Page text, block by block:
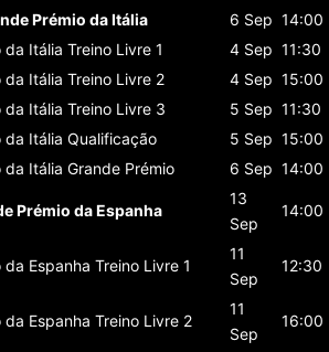
Prémio da Itália 6 Sep 14:00
da Itália Treino Livre 1 4 Sep 11:30
da Itália Treino Livre 2 4 Sep 15:00
da Itália Treino Livre 3 5 Sep 11:30
da Itália Qualificação 5 Sep 15:00
da Itália Grande Prémio 6 Sep 14:00
Prémio da Espanha
13
Sep
14:00
da Espanha Treino Livre 1
11
Sep
12:30
da Espanha Treino Livre 2
11
Sep
16:00